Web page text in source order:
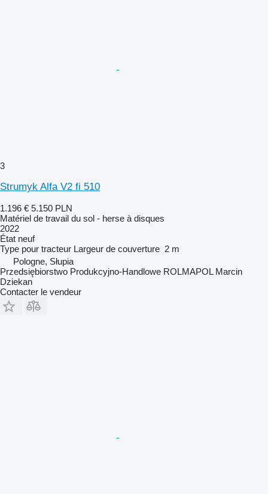
3
Strumyk Alfa V2 fi 510
1.196 € 5.150 PLN
Matériel de travail du sol - herse à disques
2022
État neuf
Type pour tracteur Largeur de couverture 2 m
Pologne, Słupia
Przedsiębiorstwo Produkcyjno-Handlowe ROLMAPOL Marcin
Dziekan
Contacter le vendeur